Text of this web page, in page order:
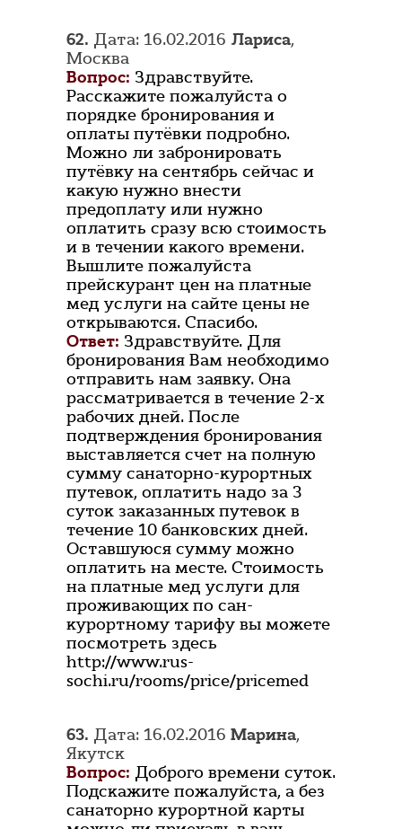
62. Дата: 16.02.2016 Лариса,
Москва
Вопрос: Здравствуйте.
Расскажите пожалуйста о
порядке бронирования и
оплаты путёвки подробно.
Можно ли забронировать
путёвку на сентябрь сейчас и
какую нужно внести
предоплату или нужно
оплатить сразу всю стоимость
и в течении какого времени.
Вышлите пожалуйста
прейскурант цен на платные
мед услуги на сайте цены не
открываются. Спасибо.
Ответ: Здравствуйте. Для
бронирования Вам необходимо
отправить нам заявку. Она
рассматривается в течение 2-х
рабочих дней. После
подтверждения бронирования
выставляется счет на полную
сумму санаторно-курортных
путевок, оплатить надо за 3
суток заказанных путевок в
течение 10 банковских дней.
Оставшуюся сумму можно
оплатить на месте. Стоимость
на платные мед услуги для
проживающих по сан-
курортному тарифу вы можете
посмотреть здесь
http://www.rus-
sochi.ru/rooms/price/pricemed
63. Дата: 16.02.2016 Марина,
Якутск
Вопрос: Доброго времени суток.
Подскажите пожалуйста, а без
санаторно курортной карты